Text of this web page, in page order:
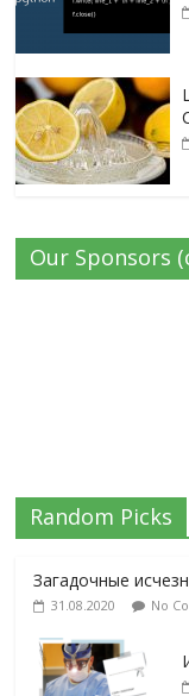
Our Sponsors
Random Picks
Загадочные
31.08.2020 No